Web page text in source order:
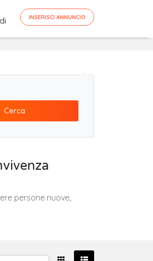
INSERISCI ANNUNCIO
Cerca
persone nuove,